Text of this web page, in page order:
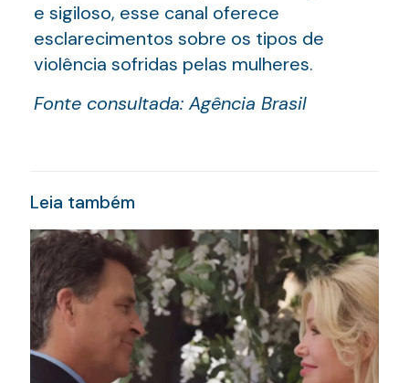
e sigiloso, esse canal oferece
esclarecimentos sobre os tipos de
violência sofridas pelas mulheres.
Fonte consultada: Agência Brasil
Leia também